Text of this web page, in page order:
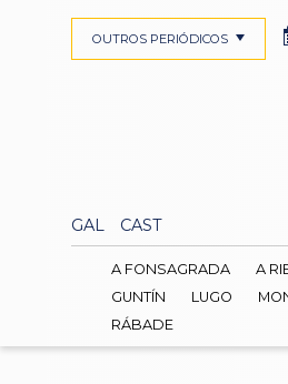
GAL CAST
OUTROS PERIÓDICOS
A FONSAGRADA A
GUNTÍN
LUGO
RÁBADE